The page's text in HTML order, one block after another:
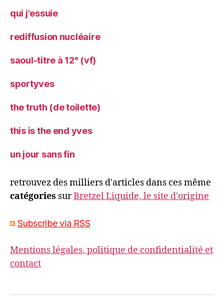
qui j'essuie
rediffusion nucléaire
saoul-titre à 12° (vf)
sportyves
the truth (de toilette)
this is the end yves
un jour sans fin
retrouvez des milliers d'articles dans ces même
catégories surBretzel Liquide, le site d'origine
Subscribe via RSS
Mentions légales, politique de confidentialité et
contact